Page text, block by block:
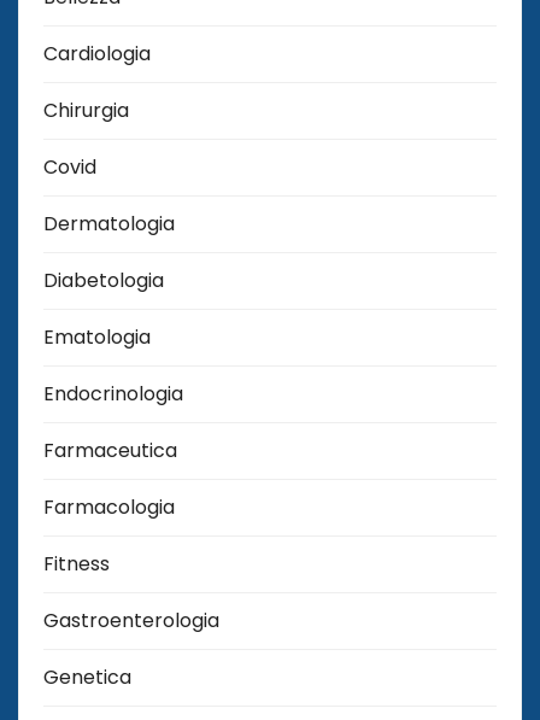
Cardiologia
Chirurgia
Covid
Dermatologia
Diabetologia
Ematologia
Endocrinologia
Farmaceutica
Farmacologia
Fitness
Gastroenterologia
Genetica